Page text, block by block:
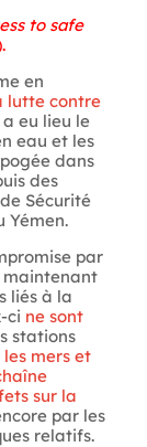
to safe
en
lutte contre
eu lieu le
eau et les
dans
des
Sécurité
Yémen.
par
maintenant
liés à la
ci ne sont
stations
mers et
sur la
par les
relatifs.